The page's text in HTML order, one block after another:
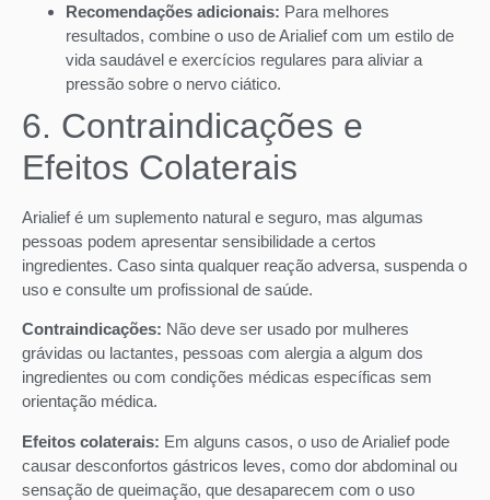
Recomendações adicionais: Para melhores
resultados, combine o uso de Arialief com um estilo de
vida saudável e exercícios regulares para aliviar a
pressão sobre o nervo ciático.
6. Contraindicações e
Efeitos Colaterais
Arialief é um suplemento natural e seguro, mas algumas
pessoas podem apresentar sensibilidade a certos
ingredientes. Caso sinta qualquer reação adversa, suspenda o
uso e consulte um profissional de saúde.
Contraindicações: Não deve ser usado por mulheres
grávidas ou lactantes, pessoas com alergia a algum dos
ingredientes ou com condições médicas específicas sem
orientação médica.
Efeitos colaterais: Em alguns casos, o uso de Arialief pode
causar desconfortos gástricos leves, como dor abdominal ou
sensação de queimação, que desaparecem com o uso